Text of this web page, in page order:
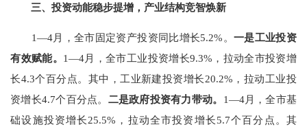
三、投资动能稳步提增，产业结构竞智焕新
1—4月，全市固定资产投资同比增长5.2% 。一是工业投资
有效赋能。 1—4月，全市工业投资增长9.3% ，拉动全市投资增
长4.3个百分点。其中，工业新建投资增长20.2% ，拉动工业投
资增长4.7个百分点。 二是政府投资有力带动。 1—4月，全市基
础设施投资增长25.5% ， 拉动全市投资增长5.7个百分点。 其